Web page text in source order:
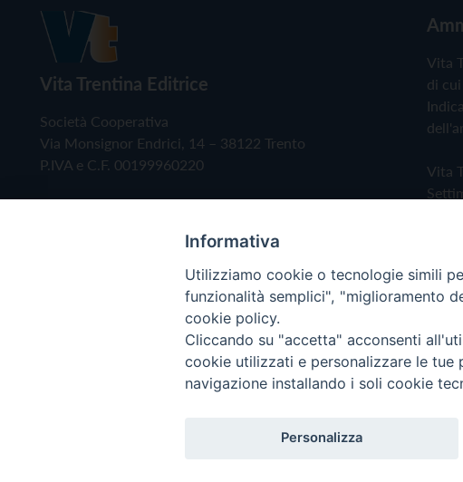
Vita Trentina Editrice
Società Cooperativa
Via Monsignor Endrici, 14 – 38122 Trento
P.IVA e C.F. 00199960220
Vita
di
Vita
Copyright © 2019 - Tutti i diritti riservati - Vita
Informativa
Utilizziamo cookie o tecnologie simili
funzionalità semplici", "miglioramento
cookie policy.
Cliccando su "accetta" acconsenti
cookie utilizzati e personalizzare le tue
navigazione installando i soli cookie
Personalizza